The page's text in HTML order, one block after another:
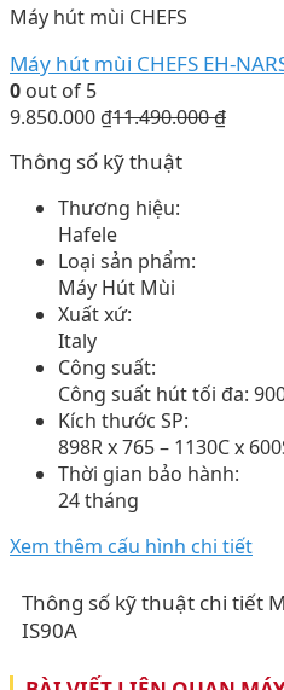
Máy hút mùi CHEFS
Máy hút mùi CHEFS EH-
0 out of 5
9.850.000 ₫11.490.000₫
Thông số kỹ thuật
Thương hiệu:
Hafele
Loại sản phẩm:
Máy Hút Mùi
Xuất xứ:
Italy
Công suất:
Công suất hút tối đa:
Kích thước SP:
898R x 765 – 1130C x
Thời gian bảo hành:
24 tháng
Xem thêm cấu hình chi tiết
Thông số kỹ thuật chi tiết
IS90A